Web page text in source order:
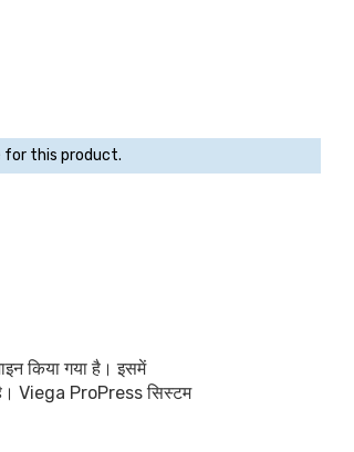
this product.
किया गया है। इसमें
Viega ProPress सिस्टम